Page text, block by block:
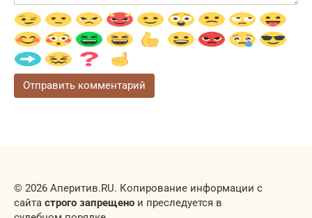
© 2026 Аперитив.RU. Копирование информации с
сайта строго запрещено и преследуется в